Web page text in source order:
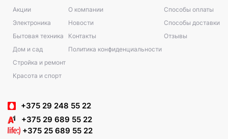
Акции
Электроника
Бытовая техника
Дом и сад
Стройка и ремонт
Красота и спорт
О компании
Новости
Контакты
Политика конфиденциальности
Способы оплаты
Способы доставки
Отзывы
+375 29 248 55 22
+375 29 689 55 22
+375 25 689 55 22